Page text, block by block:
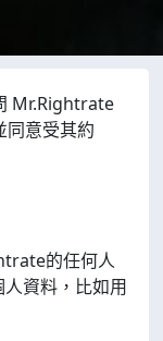
Mr.Rightrate
同意受其約
的任何人
資料，比如用